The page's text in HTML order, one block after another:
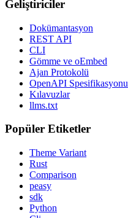
Geliştiriciler
Dokümantasyon
REST API
CLI
Gömme ve oEmbed
Ajan Protokolü
OpenAPI Spesifikasyonu
Kılavuzlar
llms.txt
Popüler Etiketler
Theme Variant
Rust
Comparison
peasy
sdk
Python